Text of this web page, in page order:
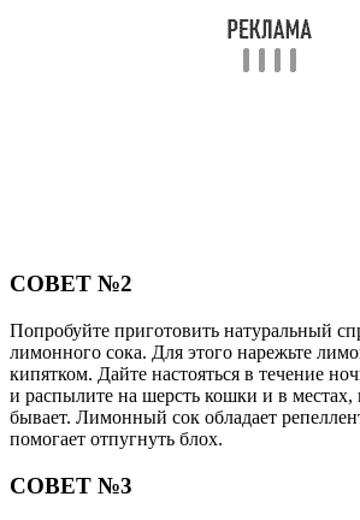
СОВЕТ №2
Попробуйте приготовить натуральный
лимонного сока. Для этого нарежьте
кипятком. Дайте настояться в течение
и распылите на шерсть кошки и в местах,
бывает. Лимонный сок обладает
помогает отпугнуть блох.
СОВЕТ №3